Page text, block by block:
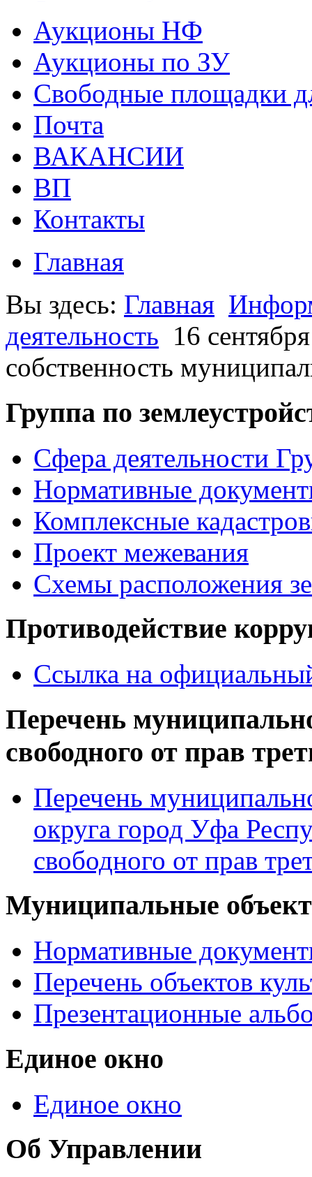
Аукционы НФ
Аукционы по ЗУ
Свободные площадки
Почта
ВАКАНСИИ
ВП
Контакты
Главная
Вы здесь: Главная
деятельность 16
собственность
Группа по
Сфера деятельности
Нормативные
Комплексные
Проект межевания
Схемы расположения
Противодействие
Ссылка на
Перечень
свободного от прав
Перечень
округа город Уфа
свободного от прав
Муниципальные
Нормативные
Перечень объектов
Презентационные
Единое окно
Единое окно
Об Управлении